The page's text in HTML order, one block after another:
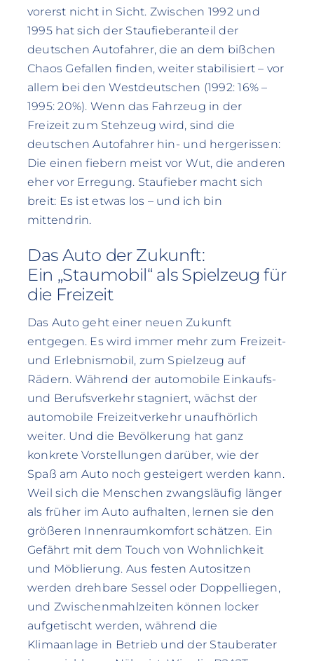
vorerst nicht in Sicht. Zwischen 1992 und
1995 hat sich der Staufieberanteil der
deutschen Autofahrer, die an dem bißchen
Chaos Gefallen finden, weiter stabilisiert – vor
allem bei den Westdeutschen (1992: 16% –
1995: 20%). Wenn das Fahrzeug in der
Freizeit zum Stehzeug wird, sind die
deutschen Autofahrer hin- und hergerissen:
Die einen fiebern meist vor Wut, die anderen
eher vor Erregung. Staufieber macht sich
breit: Es ist etwas los – und ich bin
mittendrin.
Das Auto der Zukunft:
Ein „Staumobil“ als Spielzeug für
die Freizeit
Das Auto geht einer neuen Zukunft
entgegen. Es wird immer mehr zum Freizeit-
und Erlebnismobil, zum Spielzeug auf
Rädern. Während der automobile Einkaufs-
und Berufsverkehr stagniert, wächst der
automobile Freizeitverkehr unaufhörlich
weiter. Und die Bevölkerung hat ganz
konkrete Vorstellungen darüber, wie der
Spaß am Auto noch gesteigert werden kann.
Weil sich die Menschen zwangsläufig länger
als früher im Auto aufhalten, lernen sie den
größeren Innenraumkomfort schätzen. Ein
Gefährt mit dem Touch von Wohnlichkeit
und Möblierung. Aus festen Autositzen
werden drehbare Sessel oder Doppelliegen,
und Zwischenmahlzeiten können locker
aufgetischt werden, während die
Klimaanlage in Betrieb und der Stauberater